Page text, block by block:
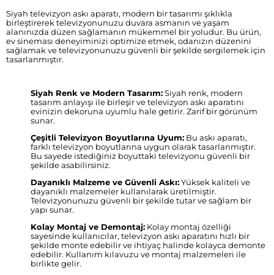
Siyah televizyon askı aparatı, modern bir tasarımı şıklıkla
birleştirerek televizyonunuzu duvara asmanın ve yaşam
alanınızda düzen sağlamanın mükemmel bir yoludur. Bu ürün,
ev sineması deneyiminizi optimize etmek, odanızın düzenini
sağlamak ve televizyonunuzu güvenli bir şekilde sergilemek için
tasarlanmıştır.
Siyah Renk ve Modern Tasarım: Siyah renk, modern
tasarım anlayışı ile birleşir ve televizyon askı aparatını
evinizin dekoruna uyumlu hale getirir. Zarif bir görünüm
sunar.
Çeşitli Televizyon Boyutlarına Uyum: Bu askı aparatı,
farklı televizyon boyutlarına uygun olarak tasarlanmıştır.
Bu sayede istediğiniz boyuttaki televizyonu güvenli bir
şekilde asabilirsiniz.
Dayanıklı Malzeme ve Güvenli Askı: Yüksek kaliteli ve
dayanıklı malzemeler kullanılarak üretilmiştir.
Televizyonunuzu güvenli bir şekilde tutar ve sağlam bir
yapı sunar.
Kolay Montaj ve Demontaj: Kolay montaj özelliği
sayesinde kullanıcılar, televizyon askı aparatını hızlı bir
şekilde monte edebilir ve ihtiyaç halinde kolayca demonte
edebilir. Kullanım kılavuzu ve montaj malzemeleri ile
birlikte gelir.